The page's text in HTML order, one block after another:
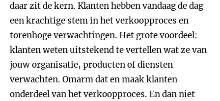
daar zit de kern. Klanten hebben vandaag de dag
een krachtige stem in het verkoopproces en
torenhoge verwachtingen. Het grote voordeel:
klanten weten uitstekend te vertellen wat ze van
jouw organisatie, producten of diensten
verwachten. Omarm dat en maak klanten
onderdeel van het verkoopproces. En dan niet